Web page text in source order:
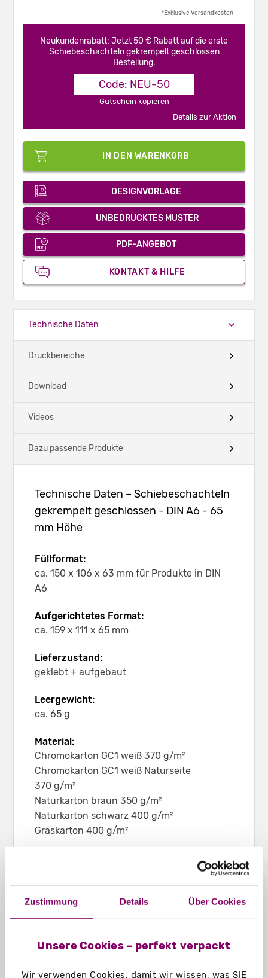
Zustimmung Details Über Cookies
Unsere Cookies – perfekt verpackt
Wir verwenden Cookies, damit wir wissen, was SIE
*Exklusive Versandkosten
Neukundenrabatt: Jetzt 50 € Rabatt auf die erste
Schiebeschachteln gekrempelt geschlossen
Bestellung.
Code: NEU-50
Gutschein kopieren
Details zur Aktion
IN DEN WARENKORB
DESIGNVORLAGE
UNBEDRUCKTES MUSTER
PDF-ANGEBOT
KONTAKT & HILFE
Technische Daten
Druckbereiche
Download
Videos
Dazu passende Produkte
Technische Daten – Schiebeschachteln
gekrempelt geschlossen - DIN A6 - 65
mm Höhe
Füllformat:
ca. 150 x 106 x 63 mm für Produkte in DIN
A6
Aufgerichtetes Format:
ca. 159 x 111 x 65 mm
Lieferzustand:
geklebt + aufgebaut
Leergewicht:
ca. 65 g
Material:
Chromokarton GC1 weiß 370 g/m²
Chromokarton GC1 weiß Naturseite
370 g/m²
Naturkarton braun 350 g/m²
Naturkarton schwarz 400 g/m²
Graskarton 400 g/m²
Broschüren, Unterlagen in DIN A6 bis ca. 63
mm Dicke